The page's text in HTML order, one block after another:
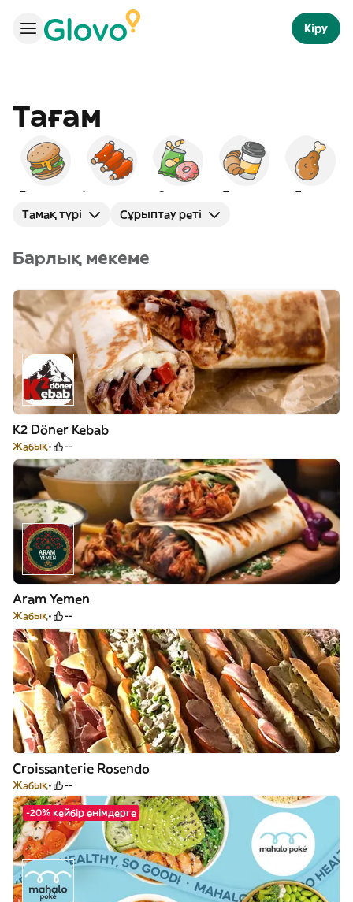
Кіру
Тағам
Бургерлер Америкалық Снэктер Таңғы ас Тауық
Тамақ түрі Сұрыптау реті
Барлық мекеме
K2 Döner Kebab
Жабық --
Aram Yemen
Жабық --
Croissanterie Rosendo
Жабық --
-20% кейбір өнімдерге